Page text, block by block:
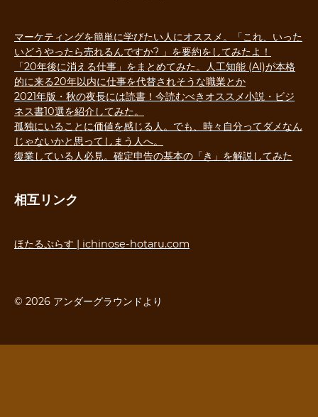
マーケティングを簡単に学びたい人にオススメ。「これ、いった
いどうやったら売れるんですか? 」を要約をしてみたよ！
「20年後に消える仕事」をまとめてみた。人工知能 (AI)が本格
的に来る20年以内に仕事を代替されそうな職業とか
2021年版・秋の夜長には読書！今読むべきオススメ小説・ビジ
ネス書10選を紹介してみた。
孤独にいることに価値を感じる人。でも、時々自分ってダメなん
じゃないかと思ってしまう人へ。
復業している人必見。確定申告の基本の「き」を解説してみた
相互リンク
ほたるぷらす | ichinose-hotaru.com
© 2026 アンダーグラウンドより